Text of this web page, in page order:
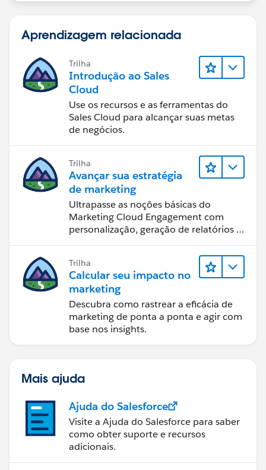
Aprendizagem relacionada
Trilha
Introdução ao Sales
Cloud
Use os recursos e as ferramentas do
Sales Cloud para alcançar suas metas
de negócios.
Trilha
Avançar sua estratégia
de marketing
Ultrapasse as noções básicas do
Marketing Cloud Engagement com
personalização, geração de relatórios e
Trilha
Calcular seu impacto no
marketing
Descubra como rastrear a eficácia de
marketing de ponta a ponta e agir com
base nos insights.
Mais ajuda
Ajuda do Salesforce
Visite a Ajuda do Salesforce para saber
como obter suporte e recursos
adicionais.